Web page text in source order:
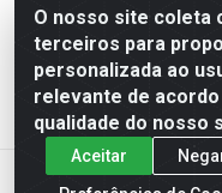
O nosso site coleta
terceiros para
personalizada ao
relevante de
qualidade do nosso
Aceitar
Atacadao da
Distribuicao LTDA -
Industrial
CNPJ